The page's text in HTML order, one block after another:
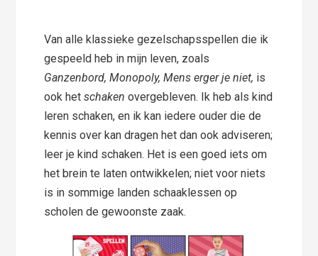
Van alle klassieke gezelschapsspellen die ik
gespeeld heb in mijn leven, zoals
Ganzenbord, Monopoly, Mens erger je niet, is
ook hetschakenovergebleven. Ik heb als kind
leren schaken, en ik kan iedere ouder die de
kennis over kan dragen het dan ook adviseren;
leer je kind schaken. Het is een goed iets om
het brein te laten ontwikkelen; niet voor niets
is in sommige landen schaaklessen op
scholen de gewoonste zaak.